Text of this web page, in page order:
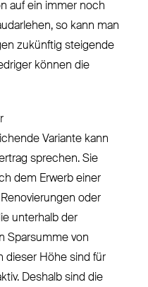
auf ein immer noch
so kann man
zukünftig steigende
können die
Variante kann
sprechen. Sie
dem Erwerb einer
oder
unterhalb der
Sparsumme von
dieser Höhe sind für
Deshalb sind die